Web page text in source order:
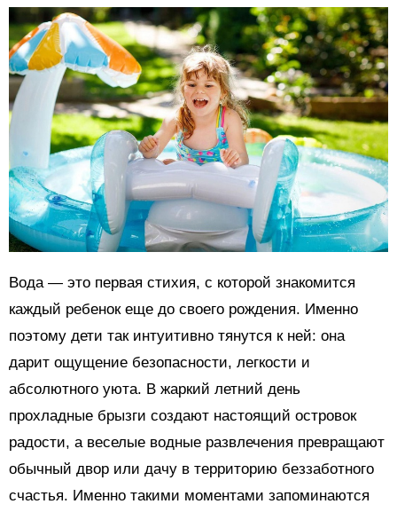
Вода — это первая стихия, с которой знакомится
каждый ребенок еще до своего рождения. Именно
поэтому дети так интуитивно тянутся к ней: она
дарит ощущение безопасности, легкости и
абсолютного уюта. В жаркий летний день
прохладные брызги создают настоящий островок
радости, а веселые водные развлечения превращают
обычный двор или дачу в территорию беззаботного
счастья. Именно такими моментами запоминаются